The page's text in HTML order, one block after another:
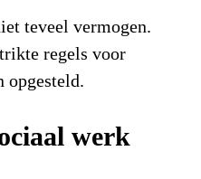
teveel vermogen.
regels voor
opgesteld.
werk